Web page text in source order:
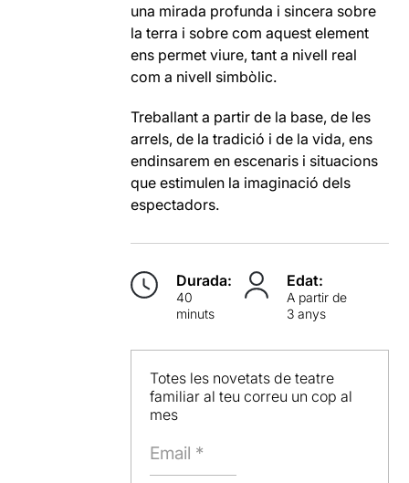
una mirada profunda i sincera sobre
la terra i sobre com aquest element
ens permet viure, tant a nivell real
com a nivell simbòlic.
Treballant a partir de la base, de les
arrels, de la tradició i de la vida, ens
endinsarem en escenaris i situacions
que estimulen la imaginació dels
espectadors.
Durada:
40
minuts
Edat:
A partir de
3 anys
Totes les novetats de teatre
familiar al teu correu un cop al
mes